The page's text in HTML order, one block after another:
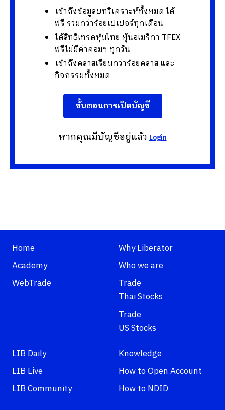
เข้าถึงข้อมูลบทวิเคราะห์ทั้งหมด ได้
ฟรี รวมกว่าร้อยเปเปอร์ทุกเดือน
ได้สิทธิเทรดหุ้นไทย หุ้นอเมริกา TFEX
ฟรีไม่มีค่าคอมฯ ทุกวัน
เข้าถึงคลาสเรียนกว่าร้อยคลาส และ
กิจกรรมทั้งหมด
ขั้นตอนการเปิดบัญชี
หากคุณมีบัญชีอยู่แล้วLogin
Home
Academy
WebTrade
Why Liberator
Who we are
Trade
Thai Stocks
Trade
US Stocks
LIB Daily
LIB Live
LIB Community
Knowledge
How to Open Account
How to NDID